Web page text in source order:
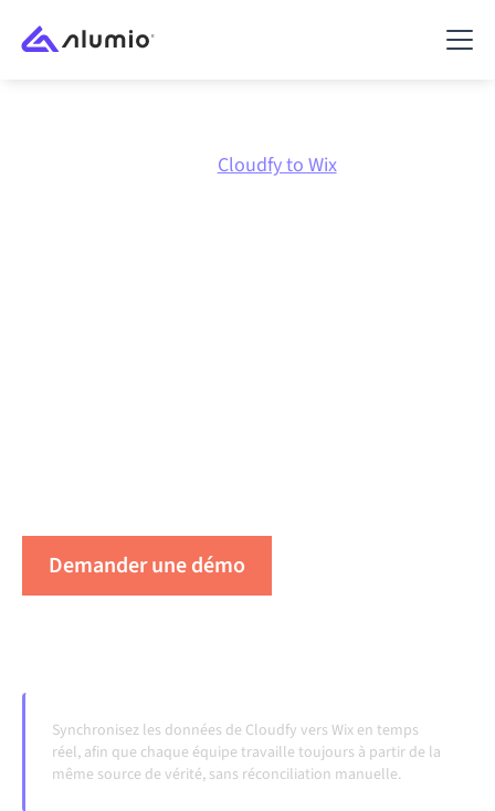
Cloudfy to Wix
Demander une démo
Synchronisez les données de Cloudfy vers Wix en temps
réel, afin que chaque équipe travaille toujours à partir de la
même source de vérité, sans réconciliation manuelle.